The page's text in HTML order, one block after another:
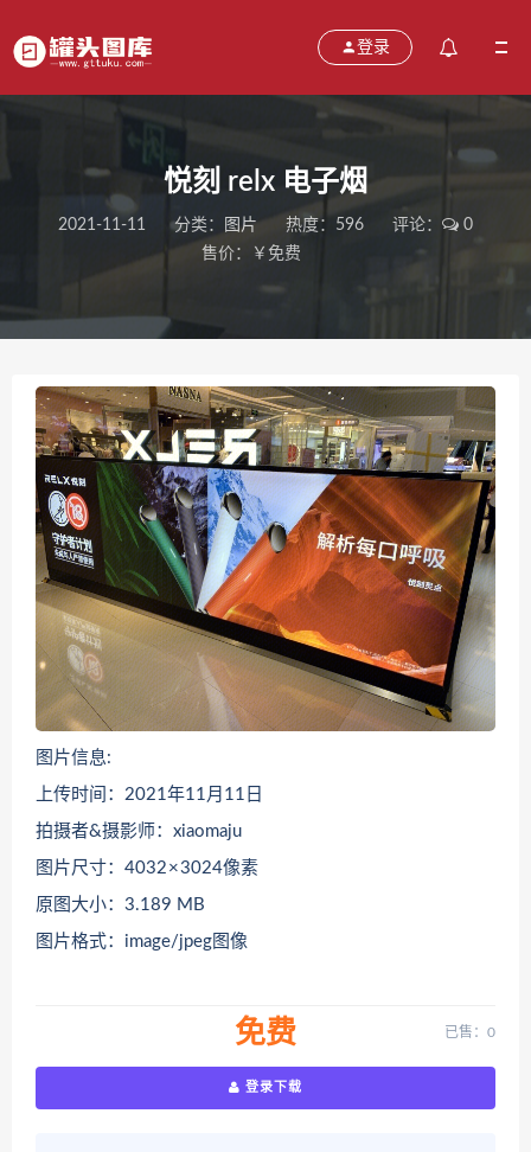
登录
悦刻 relx 电子烟
2021-11-11 分类： 图片 热度：596 评论：
0
售价：￥免费
图片信息:
上传时间：2021年11月11日
拍摄者&摄影师：xiaomaju
图片尺寸：4032 × 3024像素
原图大小：3.189 MB
图片格式：image/jpeg图像
免费 已售：0
登录下载